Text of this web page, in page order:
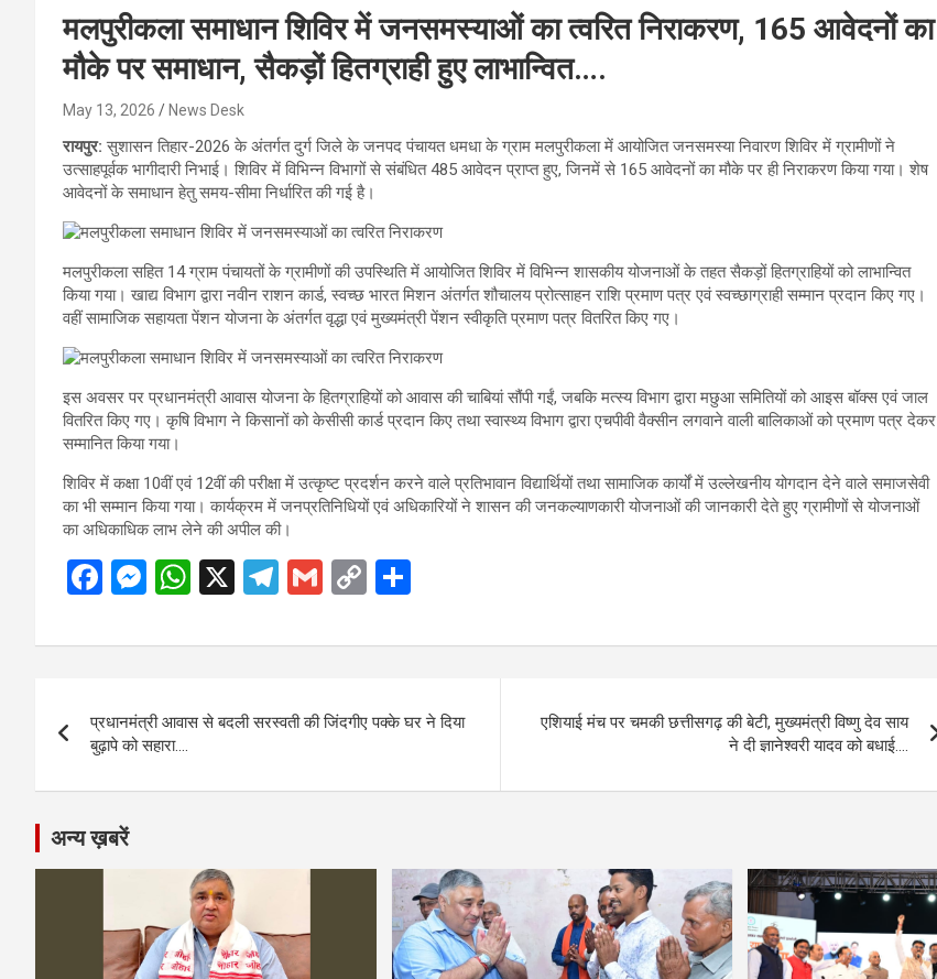
मलपुरीकला समाधान शिविर में जनसमस्याओं का त्वरित निराकरण, 165 आवेदनों का
मौके पर समाधान, सैकड़ों हितग्राही हुए लाभान्वित….
May 13, 2026 News Desk
रायपुर:सुशासन तिहार-2026 के अंतर्गत दुर्ग जिले के जनपद पंचायत धमधा के ग्राम मलपुरीकला में आयोजित जनसमस्या निवारण शिविर में ग्रामीणों ने
उत्साहपूर्वक भागीदारी निभाई। शिविर में विभिन्न विभागों से संबंधित 485 आवेदन प्राप्त हुए, जिनमें से 165 आवेदनों का मौके पर ही निराकरण किया गया। शेष
आवेदनों के समाधान हेतु समय-सीमा निर्धारित की गई है।
मलपुरीकला सहित 14 ग्राम पंचायतों के ग्रामीणों की उपस्थिति में आयोजित शिविर में विभिन्न शासकीय योजनाओं के तहत सैकड़ों हितग्राहियों को लाभान्वित
किया गया। खाद्य विभाग द्वारा नवीन राशन कार्ड, स्वच्छ भारत मिशन अंतर्गत शौचालय प्रोत्साहन राशि प्रमाण पत्र एवं स्वच्छाग्राही सम्मान प्रदान किए गए।
वहीं सामाजिक सहायता पेंशन योजना के अंतर्गत वृद्धा एवं मुख्यमंत्री पेंशन स्वीकृति प्रमाण पत्र वितरित किए गए।
इस अवसर पर प्रधानमंत्री आवास योजना के हितग्राहियों को आवास की चाबियां सौंपी गईं, जबकि मत्स्य विभाग द्वारा मछुआ समितियों को आइस बॉक्स एवं जाल
वितरित किए गए। कृषि विभाग ने किसानों को केसीसी कार्ड प्रदान किए तथा स्वास्थ्य विभाग द्वारा एचपीवी वैक्सीन लगवाने वाली बालिकाओं को प्रमाण पत्र देकर
सम्मानित किया गया।
शिविर में कक्षा 10वीं एवं 12वीं की परीक्षा में उत्कृष्ट प्रदर्शन करने वाले प्रतिभावान विद्यार्थियों तथा सामाजिक कार्यों में उल्लेखनीय योगदान देने वाले समाजसेवी
का भी सम्मान किया गया। कार्यक्रम में जनप्रतिनिधियों एवं अधिकारियों ने शासन की जनकल्याणकारी योजनाओं की जानकारी देते हुए ग्रामीणों से योजनाओं
का अधिकाधिक लाभ लेने की अपील की।
F
ce
o
o
k
M
se
g
er
W
at
A
p
X
T
e
a
G
ail
C
py
n
ar
navigation
प्रधानमंत्री आवास से बदली सरस्वती की जिंदगीए पक्के घर ने दिया
बुढ़ापे को सहारा….
एशियाई मंच पर चमकी छत्तीसगढ़ की बेटी, मुख्यमंत्री विष्णु देव साय
ने दी ज्ञानेश्वरी यादव को बधाई….
अन्य ख़बरें